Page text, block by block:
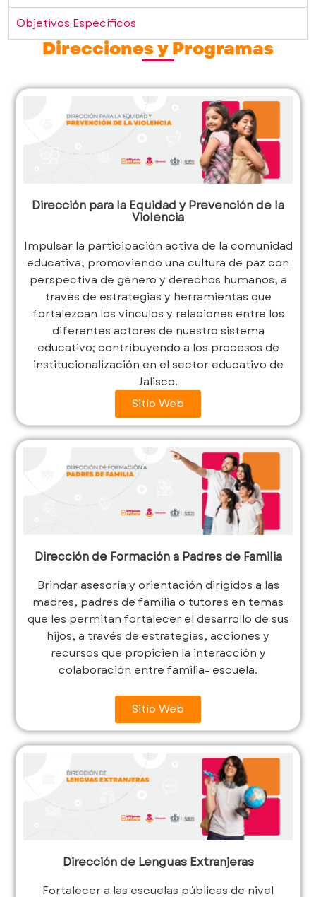
Objetivos Específicos
Direcciones y Programas
Dirección para la Equidad y Prevención de la
Violencia
Impulsar la participación activa de la comunidad
educativa, promoviendo una cultura de paz con
perspectiva de género y derechos humanos, a
través de estrategias y herramientas que
fortalezcan los vínculos y relaciones entre los
diferentes actores de nuestro sistema
educativo; contribuyendo a los procesos de
institucionalización en el sector educativo de
Jalisco.
Sitio Web
Dirección de Formación a Padres de Familia
Brindar asesoría y orientación dirigidos a las
madres, padres de familia o tutores en temas
que les permitan fortalecer el desarrollo de sus
hijos, a través de estrategias, acciones y
recursos que propicien la interacción y
colaboración entre familia- escuela.
Sitio Web
Dirección de Lenguas Extranjeras
Fortalecer a las escuelas públicas de nivel